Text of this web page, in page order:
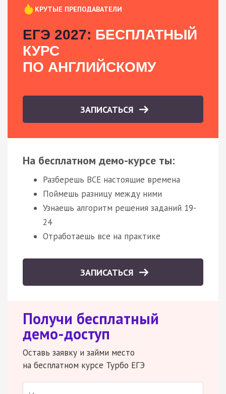
КРУТЫЕ ПРЕПОДАВАТЕЛИ
ЕГЭ 2027: БЕСПЛАТНЫЙ
КУРС
ПО АНГЛИЙСКОМУ
ЗАПИСАТЬСЯ
На бесплатном демо-курсе ты:
Разберешь ВСЕ настоящие времена
Поймешь разницу между ними
Узнаешь алгоритм решения заданий 19-
24
Отработаешь все на практике
ЗАПИСАТЬСЯ
Получи бесплатный
демо-доступ
Оставь заявку и займи место
на бесплатном курсе Турбо ЕГЭ